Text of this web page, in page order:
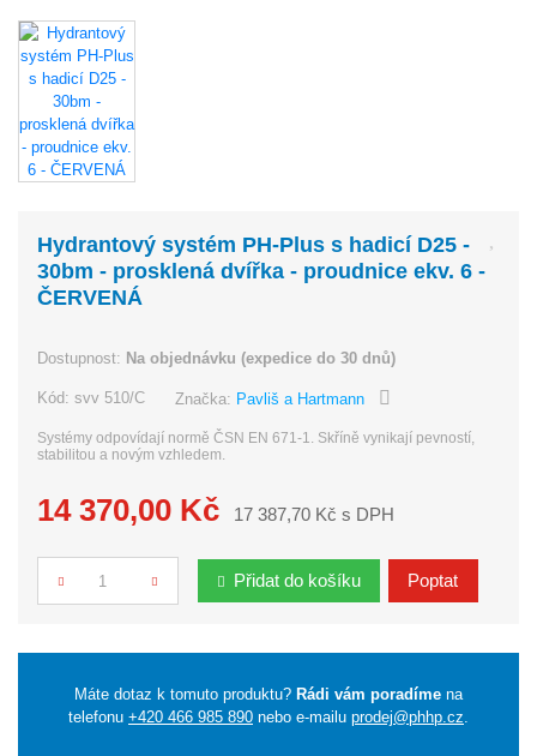
Hydrantový systém PH-Plus s hadicí D25 -
30bm - prosklená dvířka - proudnice ekv. 6 -
ČERVENÁ
Dostupnost: Na objednávku (expedice do 30 dnů)
Kód:svv 510/C Značka: Pavliš a Hartmann
Systémy odpovídají normě ČSN EN 671-1. Skříně vynikají pevností,
stabilitou a novým vzhledem.
14 370,00 Kč 17 387,70 Kč s DPH
Počet Přidat do košíku Poptat
Máte dotaz k tomuto produktu? Rádi vám poradíme na
telefonu +420 466 985 890 nebo e-mailu prodej@phhp.cz